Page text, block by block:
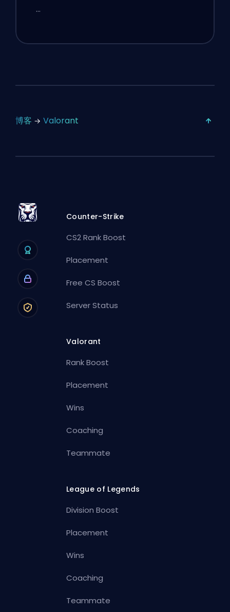
…
博客 Valorant
Counter-Strike
CS2 Rank Boost
Placement
Free CS Boost
Server Status
Valorant
Rank Boost
Placement
Wins
Coaching
Teammate
League of Legends
Division Boost
Placement
Wins
Coaching
Teammate